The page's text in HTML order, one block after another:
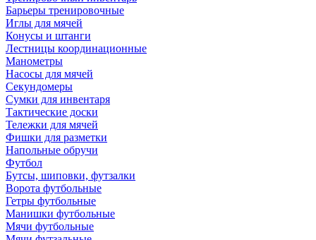
Барьеры тренировочные
Иглы для мячей
Конусы и штанги
Лестницы координационные
Манометры
Насосы для мячей
Секундомеры
Сумки для инвентаря
Тактические доски
Тележки для мячей
Фишки для разметки
Напольные обручи
Футбол
Бутсы, шиповки, футзалки
Ворота футбольные
Гетры футбольные
Манишки футбольные
Мячи футбольные